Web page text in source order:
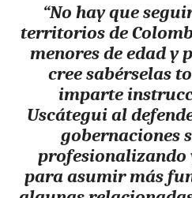
“No hay que
territorios de
menores de edad y
cree sabérselas
imparte
Uscátegui al
gobernaciones
profesionalizando
para asumir más